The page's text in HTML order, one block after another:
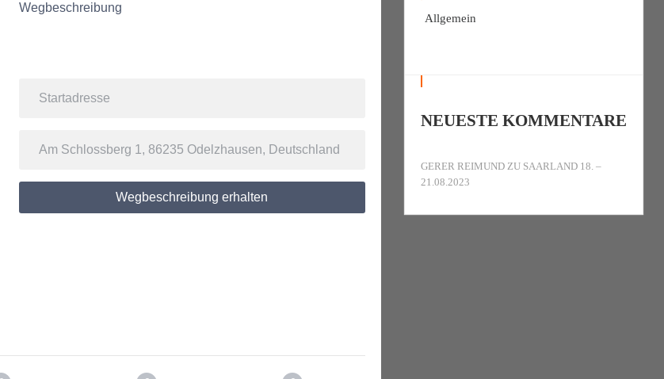
Wegbeschreibung
Wegbeschreibung erhalten
Allgemein
NEUESTE KOMMENTARE
GERER REIMUND ZU SAARLAND 18. –
21.08.2023